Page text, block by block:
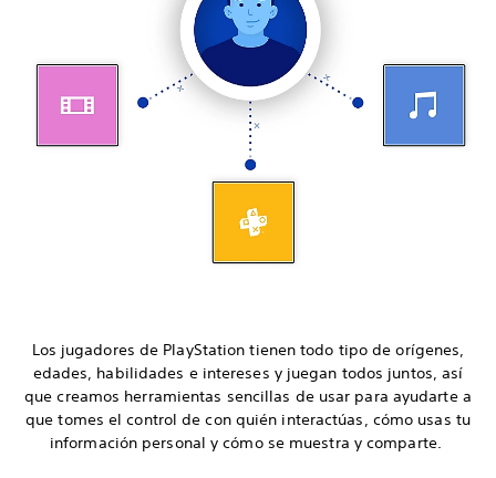
Los jugadores de PlayStation tienen todo tipo de orígenes,
edades, habilidades e intereses y juegan todos juntos, así
que creamos herramientas sencillas de usar para ayudarte a
que tomes el control de con quién interactúas, cómo usas tu
información personal y cómo se muestra y comparte.